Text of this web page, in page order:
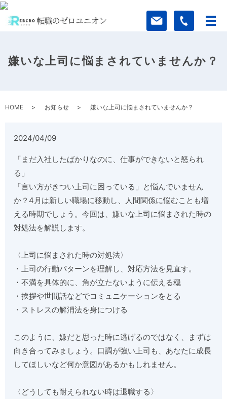
嫌いな上司に悩まされていませんか？
HOME お知らせ 嫌いな上司に悩まされていませんか？
2024/04/09
「まだ入社したばかりなのに、仕事ができないと怒られ
る」
「言い方がきつい上司に困っている」と悩んでいません
か？4月は新しい職場に移動し、人間関係に悩むことも増
える時期でしょう。今回は、嫌いな上司に悩まされた時の
対処法を解説します。
〈上司に悩まされた時の対処法〉
・上司の行動パターンを理解し、対応方法を見直す。
・不満を具体的に、角が立たないように伝える穏
・挨拶や世間話などでコミュニケーションをとる
・ストレスの解消法を身につける
このように、嫌だと思った時に逃げるのではなく、まずは
向き合ってみましょう。口調が強い上司も、あなたに成長
してほしいなど何か意図があるかもしれません。
〈どうしても耐えられない時は退職する〉